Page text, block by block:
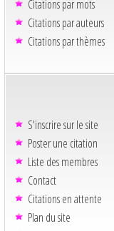
Citations par mots
Citations par auteurs
Citations par thèmes
S'inscrire sur le site
Poster une citation
Liste des membres
Contact
Citations en attente
Plan du site